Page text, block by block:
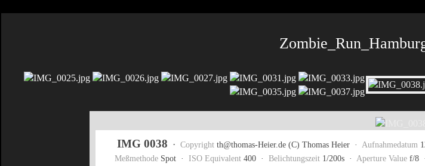
IMG 0038 · Copyrightth@thomas-Heier.de (C) Thomas Heier · Aufnahmedatum
Meßmethode Spot · ISO Equivalent 400 · Belichtungszeit 1/200s · Aperture Value f/8